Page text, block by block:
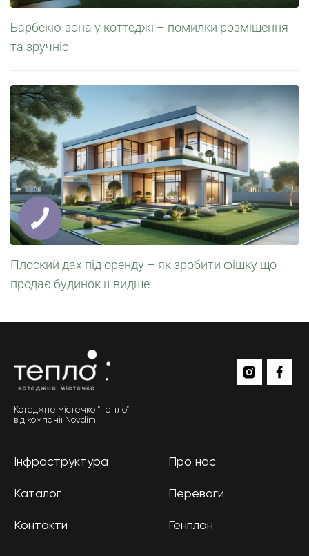
Барбекю-зона у коттеджі – помилки розміщення
та зручніс
Плоский дах під оренду – як зробити фішку що
продає будинок швидше
Котеджне містечко “Тепло”
від компанії Novdim
Інфраструктура
Каталог
Контакти
Про нас
Переваги
Генплан